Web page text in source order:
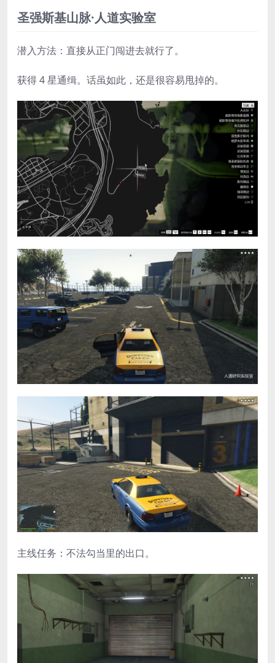
圣强斯基山脉·人道实验室
潜入方法：直接从正门闯进去就行了。
获得 4 星通缉。话虽如此，还是很容易甩掉的。
主线任务：不法勾当里的出口。